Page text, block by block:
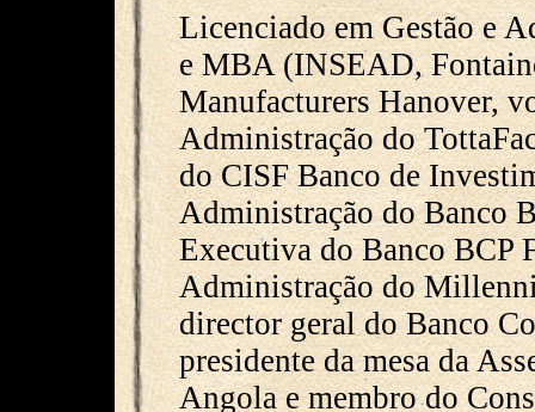
Licenciado em Gestão e
e MBA (INSEAD,
Manufacturers Hanover,
Administração do
do CISF Banco de
Administração do Banco
Executiva do Banco BCP
Administração do
director geral do Banco
presidente da mesa da
Angola e membro do